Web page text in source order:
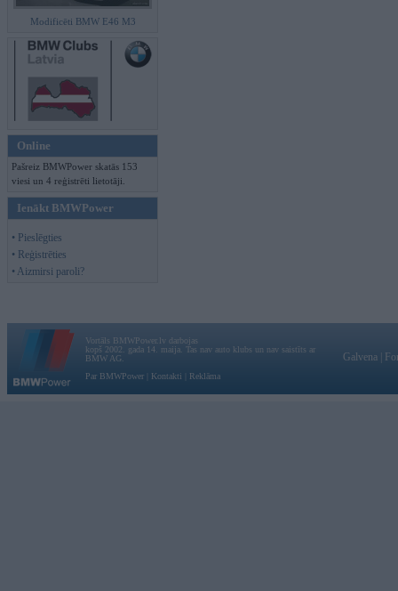
Modificēti BMW E46 M3
Online
Pašreiz BMWPower skatās 153
viesi un 4 reģistrēti lietotāji.
Ienākt BMWPower
• Pieslēgties
• Reģistrēties
• Aizmirsi paroli?
Vortāls BMWPower.lv darbojas
kopš 2002. gada 14. maija. Tas nav auto klubs un nav saistīts ar
BMW AG.
Par BMWPower
Kontakti Reklāma
Galvena